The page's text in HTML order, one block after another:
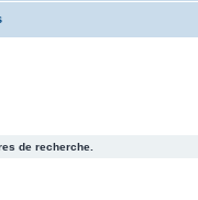
de recherche.